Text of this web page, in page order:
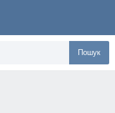
Пошук